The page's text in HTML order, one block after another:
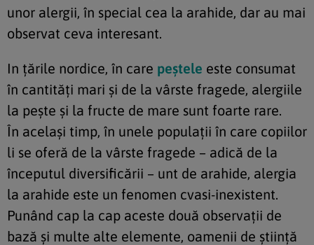
unor alergii, în special cea la arahide, dar au mai
observat ceva interesant.
In țările nordice, în care peștele este consumat
în cantități mari și de la vârste fragede, alergiile
la pește și la fructe de mare sunt foarte rare.
În același timp, în unele populații în care copiilor
li se oferă de la vârste fragede – adică de la
începutul diversificării – unt de arahide, alergia
la arahide este un fenomen cvasi-inexistent.
Punând cap la cap aceste două observații de
bază și multe alte elemente, oamenii de știință